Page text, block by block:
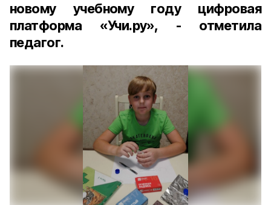
новому учебному году цифровая
платформа «Учи.ру», - отметила
педагог.